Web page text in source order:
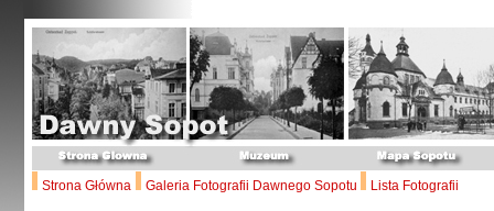
Strona Główna Galeria Fotografii Dawnego Sopotu Lista Fotografii